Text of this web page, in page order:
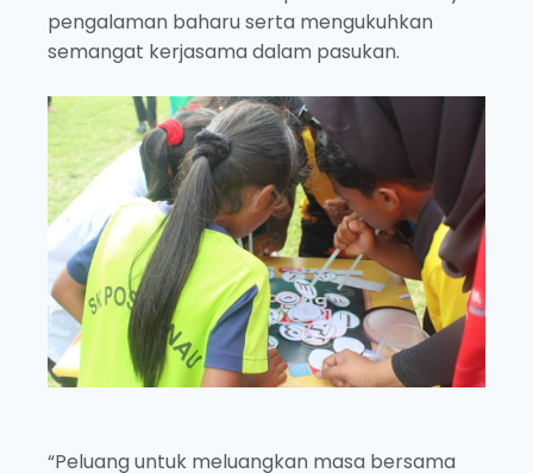
pengalaman baharu serta mengukuhkan
semangat kerjasama dalam pasukan.
“Peluang untuk meluangkan masa bersama